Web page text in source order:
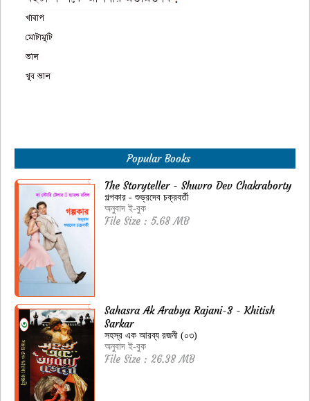
Popular Books
The Storyteller - Shuvro Dev Chakraborty
গল্পকার - শুভ্রদেব চক্রবর্তী
অনুবাদ ই-বুক
File Size : 5.68 MB
Sahasra Ak Arabya Rajani-3 - Khitish
Sarkar
সহস্র এক আরব্য রজনী (০৩)
অনুবাদ ই-বুক
File Size : 26.38 MB